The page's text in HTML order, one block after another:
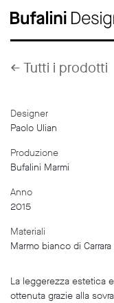
←Tutti i prodotti
Designer
Paolo Ulian
Produzione
Bufalini Marmi
Anno
2015
Materiali
Marmo bianco di
La leggerezza estetica
ottenuta grazie alla